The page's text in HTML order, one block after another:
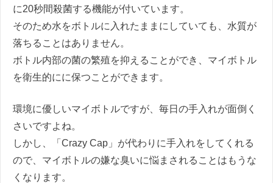
に20秒間殺菌する機能が付いています。
そのため水をボトルに入れたままにしていても、水質が
落ちることはありません。
ボトル内部の菌の繁殖を抑えることができ、マイボトル
を衛生的にに保つことができます。
環境に優しいマイボトルですが、毎日の手入れが面倒く
さいですよね。
しかし、「Crazy Cap」が代わりに手入れをしてくれる
ので、マイボトルの嫌な臭いに悩まされることはもうな
くなります。